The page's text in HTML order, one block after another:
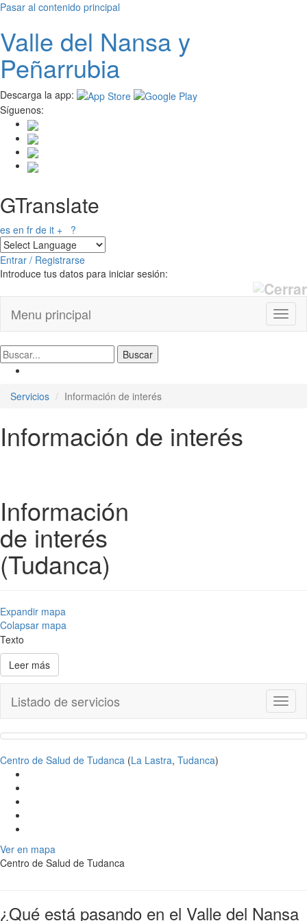
Pasar al contenido principal
Valle del Nansay
Peñarrubia
Descarga la app:
Síguenos:
GTranslate
es en fr de it + ?
Entrar / Registrarse
Introduce tus datos para iniciar sesión:
Menu principal
Servicios Información de interés
Información de interés
Información
de interés
(Tudanca)
Expandir mapa
Colapsar mapa
Texto
Leer más
Listado de servicios
Centro de Salud de Tudanca (La Lastra, Tudanca)
Ver en mapa
Centro de Salud de Tudanca
¿Qué está pasando en el Valle del Nansa